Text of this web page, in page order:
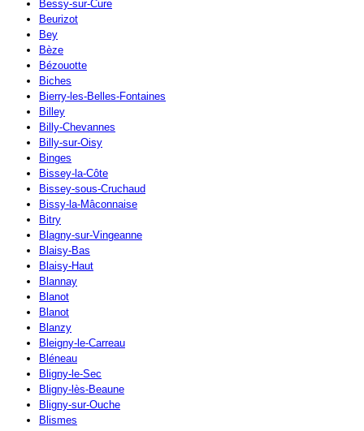
Bessy-sur-Cure
Beurizot
Bey
Bèze
Bézouotte
Biches
Bierry-les-Belles-Fontaines
Billey
Billy-Chevannes
Billy-sur-Oisy
Binges
Bissey-la-Côte
Bissey-sous-Cruchaud
Bissy-la-Mâconnaise
Bitry
Blagny-sur-Vingeanne
Blaisy-Bas
Blaisy-Haut
Blannay
Blanot
Blanot
Blanzy
Bleigny-le-Carreau
Bléneau
Bligny-le-Sec
Bligny-lès-Beaune
Bligny-sur-Ouche
Blismes